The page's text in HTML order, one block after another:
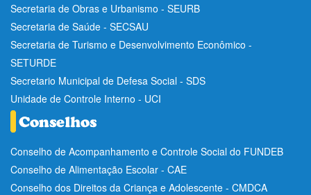
Secretaria de Obras e Urbanismo - SEURB
Secretaria de Saúde - SECSAU
Secretaria de Turismo e Desenvolvimento Econômico -
SETURDE
Secretario Municipal de Defesa Social - SDS
Unidade de Controle Interno - UCI
Conselho de Acompanhamento e Controle Social do FUNDEB
Conselho de Alimentação Escolar - CAE
Conselho dos Direitos da Criança e Adolescente - CMDCA